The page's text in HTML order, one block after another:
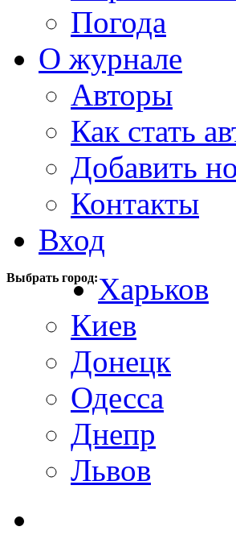
Погода
О журнале
Авторы
Как стать
Добавить
Контакты
Вход
Выбрать город:Харьков
Киев
Донецк
Одесса
Днепр
Львов